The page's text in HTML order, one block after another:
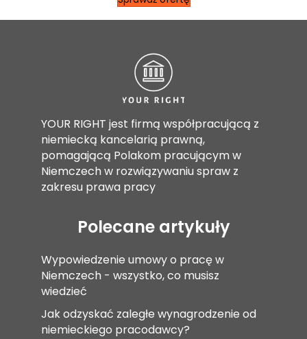
YOUR RIGHT jest firmą współpracującą z
niemiecką kancelarią prawną,
pomagającą Polakom pracującym w
Niemczech w rozwiązywaniu spraw z
zakresu prawa pracy
Polecane artykuły
Wypowiedzenie umowy o pracę w
Niemczech - wszystko, co musisz
wiedzieć
Jak odzyskać zaległe wynagrodzenie od
niemieckiego pracodawcy?